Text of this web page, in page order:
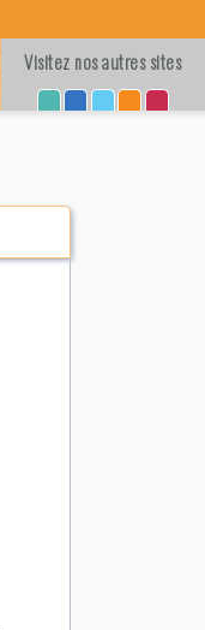
Visitez nos autres sites